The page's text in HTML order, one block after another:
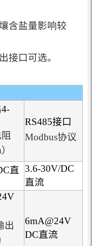
含盐量影响较
接口可选。
RS485接口
Modbus协议
直
3.6-30V/DC
直流
出
6mA@24V
DC直流